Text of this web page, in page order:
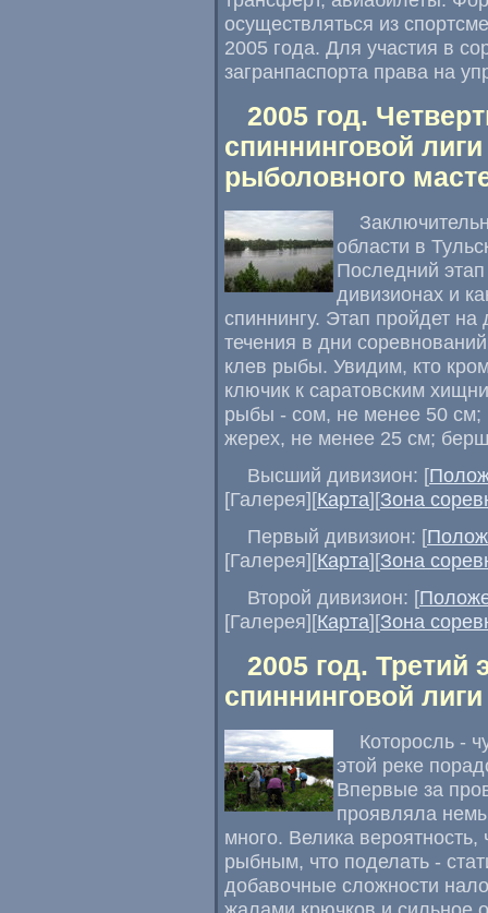
осуществляться из
2005 года. Для участия в
загранпаспорта права на
2005 год.
спиннинговой
рыболовного
области в
Последний
дивизионах и
спиннингу. Этап пройдет
течения в дни
клев рыбы. Увидим, кто
ключик к саратовским
рыбы - сом, не менее 50 см;
жерех, не менее 25 см;
Высший дивизион: [
[Галерея][Карта][Зона
Первый дивизион: [
[Галерея][Карта][Зона
Второй дивизион: [
[Галерея][Карта][Зона
2005 год. Третий
спиннинговой
Которосль -
этой реке
Впервые за
проявляла
много. Велика вероятность,
рыбным, что поделать -
добавочные сложности